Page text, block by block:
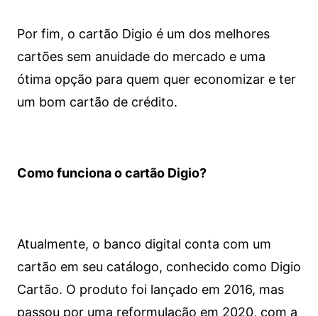
Por fim, o cartão Digio é um dos melhores
cartões sem anuidade do mercado e uma
ótima opção para quem quer economizar e ter
um bom cartão de crédito.
Como funciona o cartão Digio?
Atualmente, o banco digital conta com um
cartão em seu catálogo, conhecido como Digio
Cartão. O produto foi lançado em 2016, mas
passou por uma reformulação em 2020, com a